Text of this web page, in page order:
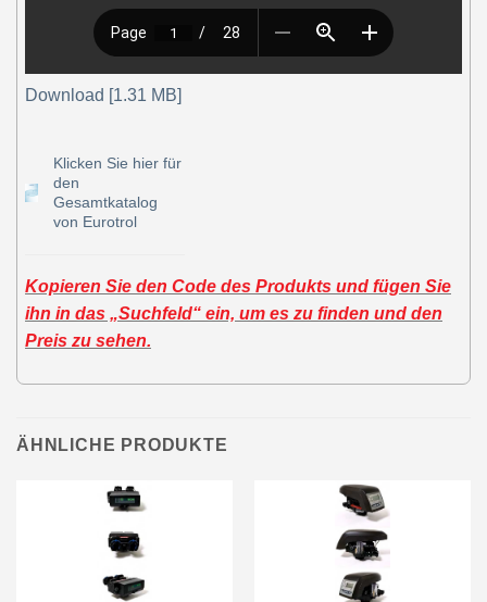
Download [1.31 MB]
Klicken Sie hier für
den
Gesamtkatalog
von Eurotrol
Kopieren Sie den Code des Produkts und fügen Sie
ihn in das „Suchfeld“ ein, um es zu finden und den
Preis zu sehen.
ÄHNLICHE PRODUKTE